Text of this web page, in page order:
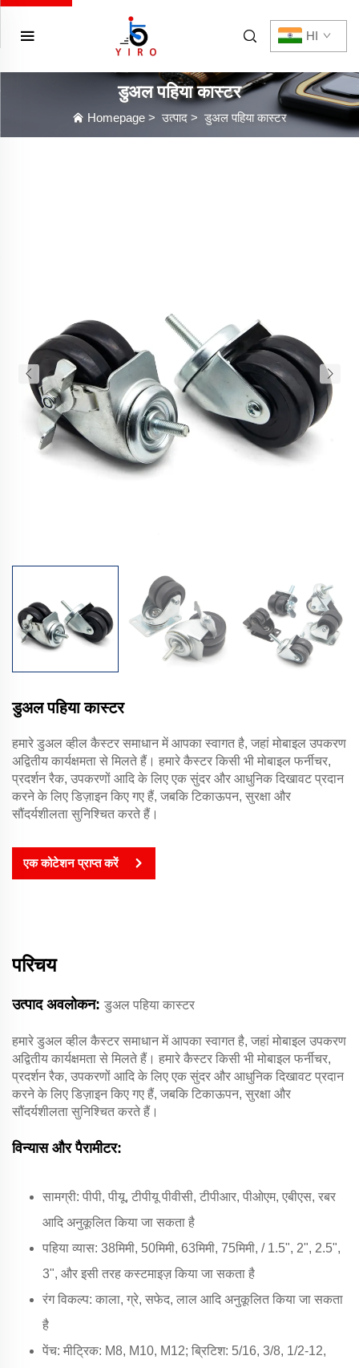
HI
डुअल पहिया कास्टर
Homepage > उत्पाद > डुअल पहिया कास्टर
डुअल पहिया कास्टर
हमारे डुअल व्हील कैस्टर समाधान में आपका स्वागत है, जहां मोबाइल उपकरण
अद्वितीय कार्यक्षमता से मिलते हैं। हमारे कैस्टर किसी भी मोबाइल फर्नीचर,
प्रदर्शन रैक, उपकरणों आदि के लिए एक सुंदर और आधुनिक दिखावट प्रदान
करने के लिए डिज़ाइन किए गए हैं, जबकि टिकाऊपन, सुरक्षा और
सौंदर्यशीलता सुनिश्चित करते हैं।
एक कोटेशन प्राप्त करें
परिचय
उत्पाद अवलोकन: डुअल पहिया कास्टर
हमारे डुअल व्हील कैस्टर समाधान में आपका स्वागत है, जहां मोबाइल उपकरण
अद्वितीय कार्यक्षमता से मिलते हैं। हमारे कैस्टर किसी भी मोबाइल फर्नीचर,
प्रदर्शन रैक, उपकरणों आदि के लिए एक सुंदर और आधुनिक दिखावट प्रदान
करने के लिए डिज़ाइन किए गए हैं, जबकि टिकाऊपन, सुरक्षा और
सौंदर्यशीलता सुनिश्चित करते हैं।
विन्यास और पैरामीटर:
सामग्री: पीपी, पीयू, टीपीयू पीवीसी, टीपीआर, पीओएम, एबीएस, रबर
आदि अनुकूलित किया जा सकता है
पहिया व्यास: 38मिमी, 50मिमी, 63मिमी, 75मिमी, / 1.5", 2", 2.5",
3", और इसी तरह कस्टमाइज़ किया जा सकता है
रंग विकल्प: काला, ग्रे, सफेद, लाल आदि अनुकूलित किया जा सकता
है
पेंच: मीट्रिक: M8, M10, M12; ब्रिटिश: 5/16, 3/8, 1/2-12,